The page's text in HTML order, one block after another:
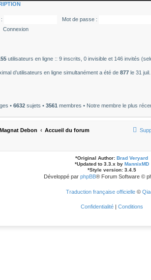
Mot de passe :
utilisateurs en ligne :: 9 inscrits, 0 invisible et 146 invités
d’utilisateurs en ligne simultanément a été de 877 le 31
• 6632 sujets • 3561 membres • Notre membre le plus
Debon Accueil du forum
*Original Author: Brad Veryard
*Updated to 3.3.x by MannixMD
*Style version: 3.4.5
Développé par phpBB® Forum Software ©
Traduction française officielle©
Confidentialité | Conditions